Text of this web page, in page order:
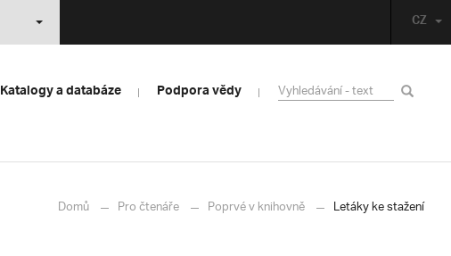
CZ
Katalogy a databáze Podpora vědy
Domů Pro čtenáře Poprvé v knihovně Letáky ke stažení